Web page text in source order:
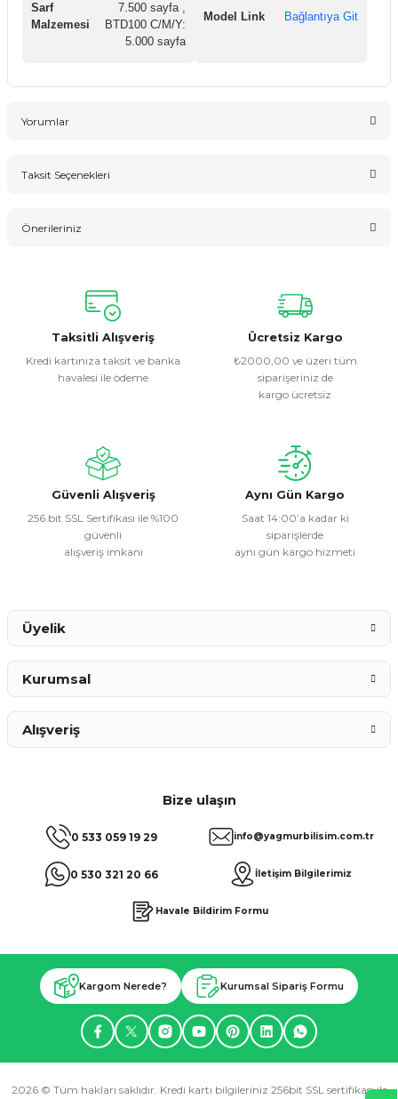
Sarf
Malzemesi
7.500 sayfa ,
BTD100 C/M/Y:
5.000 sayfa
Model Link Bağlantıya Git
Yorumlar
Taksit Seçenekleri
Önerileriniz
konularda yetersiz gördüğünüz noktaları öneri formunu
kullanarak tarafımıza iletebilirsiniz.
Görüş ve önerileriniz için teşekkür ederiz.
Ürün resmi kalitesiz, bozuk veya görüntülenemiyor.
Ürün fiyatı diğer sitelerden daha pahalı.
Bu ürüne benzer farklı alternatifler olmalı.
Taksitli Alışveriş
Kredi kartınıza taksit ve banka
havalesi ile ödeme
Ücretsiz Kargo
₺2000,00 ve üzeri tüm
siparişeriniz de
kargo ücretsiz
Güvenli Alışveriş
256 bit SSL Sertifikası ile %100
güvenli
alışveriş imkanı
Aynı Gün Kargo
Saat 14:00’a kadar ki
siparişlerde
aynı gün kargo hizmeti
Bize ulaşın
0 533 059 19 29
0 530 321 20 66
info@yagmurbilisim.com.tr
İletişim Bilgilerimiz
Havale Bildirim Formu
Üyelik
Kurumsal
Alışveriş
Kargom Nerede? Kurumsal Sipariş Formu
2026 © Tüm hakları saklıdır. Kredi kartı bilgileriniz 256bit SSL sertifikası ile